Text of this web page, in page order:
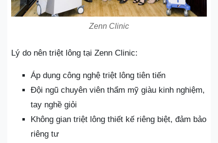
Zenn Clinic
Lý do nên triệt lông tại Zenn Clinic:
Áp dụng công nghệ triệt lông tiên tiến
Đội ngũ chuyên viên thẩm mỹ giàu kinh nghiệm,
tay nghề giỏi
Không gian triệt lông thiết kế riêng biệt, đảm bảo
riêng tư